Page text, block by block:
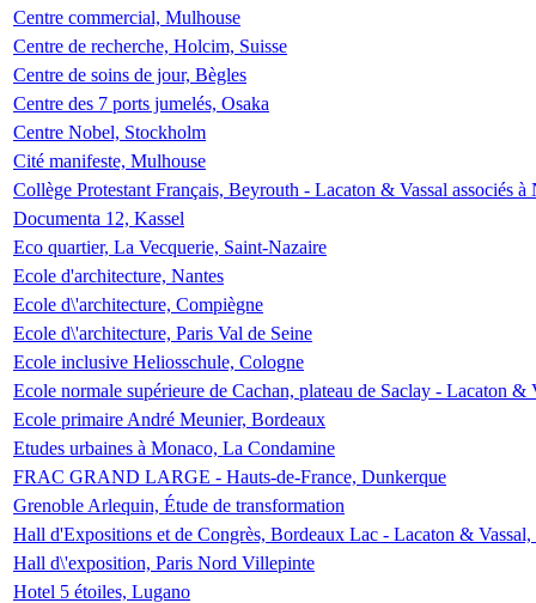
Centre commercial, Mulhouse
Centre de recherche, Holcim, Suisse
Centre de soins de jour, Bègles
Centre des 7 ports jumelés, Osaka
Centre Nobel, Stockholm
Cité manifeste, Mulhouse
Collège Protestant Français, Beyrouth - Lacaton & Vassal associés
Documenta 12, Kassel
Eco quartier, La Vecquerie, Saint-Nazaire
Ecole d'architecture, Nantes
Ecole d\'architecture, Compiègne
Ecole d\'architecture, Paris Val de Seine
Ecole inclusive Heliosschule, Cologne
Ecole normale supérieure de Cachan, plateau de Saclay - Lacaton &
Ecole primaire André Meunier, Bordeaux
Etudes urbaines à Monaco, La Condamine
FRAC GRAND LARGE - Hauts-de-France, Dunkerque
Grenoble Arlequin, Étude de transformation
Hall d'Expositions et de Congrès, Bordeaux Lac - Lacaton &
Hall d\'exposition, Paris Nord Villepinte
Hotel 5 étoiles, Lugano